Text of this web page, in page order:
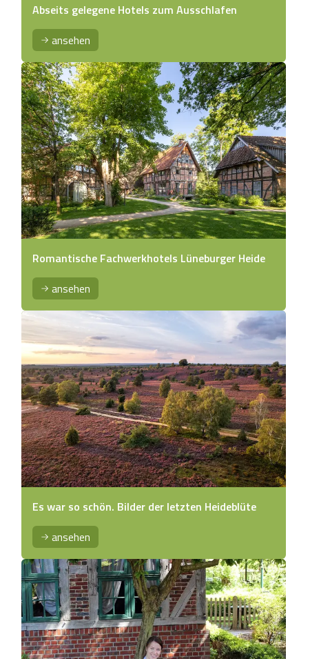
Abseits gelegene Hotels zum Ausschlafen
ansehen
Romantische Fachwerkhotels Lüneburger Heide
ansehen
Es war so schön. Bilder der letzten Heideblüte
ansehen